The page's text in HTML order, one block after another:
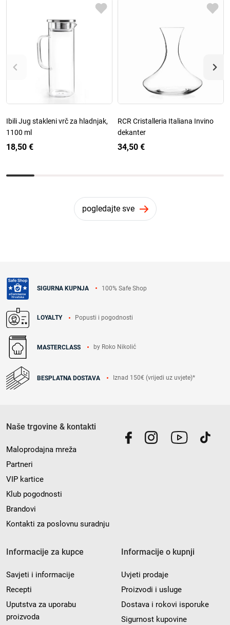
Ibili Jug stakleni vrč za hladnjak,
1100 ml
18,50 €
RCR Cristalleria Italiana Invino
dekanter
34,50 €
pogledajte sve
SIGURNA KUPNJA 100% Safe Shop
LOYALTY Popusti i pogodnosti
MASTERCLASS by Roko Nikolić
BESPLATNA DOSTAVA Iznad 150€ (vrijedi uz uvjete)*
Naše trgovine & kontakti
Maloprodajna mreža
Partneri
VIP kartice
Klub pogodnosti
Brandovi
Kontakti za poslovnu suradnju
Informacije za kupce
Savjeti i informacije
Recepti
Uputstva za uporabu
proizvoda
Informacije o kupnji
Uvjeti prodaje
Proizvodi i usluge
Dostava i rokovi isporuke
Sigurnost kupovine